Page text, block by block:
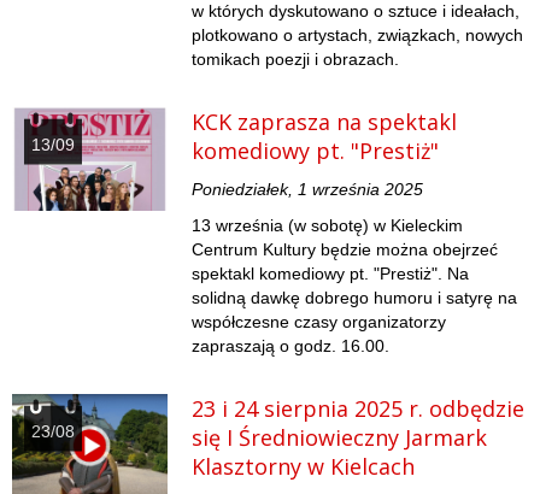
w których dyskutowano o sztuce i ideałach,
plotkowano o artystach, związkach, nowych
tomikach poezji i obrazach.
13/09
KCK zaprasza na spektakl
komediowy pt. "Prestiż"
Poniedziałek, 1 września 2025
13 września (w sobotę) w Kieleckim
Centrum Kultury będzie można obejrzeć
spektakl komediowy pt. "Prestiż". Na
solidną dawkę dobrego humoru i satyrę na
współczesne czasy organizatorzy
zapraszają o godz. 16.00.
23/08
23 i 24 sierpnia 2025 r. odbędzie
się I Średniowieczny Jarmark
Klasztorny w Kielcach